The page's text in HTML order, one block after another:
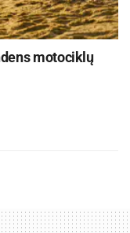
motociklų